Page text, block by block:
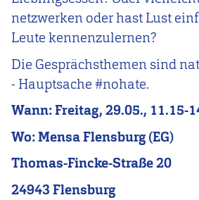
netzwerken oder hast Lust
Leute kennenzulernen?
Die Gesprächsthemen sind
- Hauptsache #nohate.
Wann: Freitag, 29.05., 11.15-
Wo: Mensa Flensburg (EG)
Thomas-Fincke-Straße 20
24943 Flensburg